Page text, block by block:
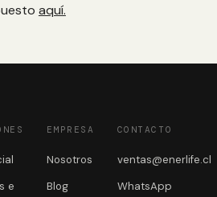
aquí.
e
EMPRESA
Nosotros
Blog
CONTACTO
ventas@enerlife.cl
WhatsApp